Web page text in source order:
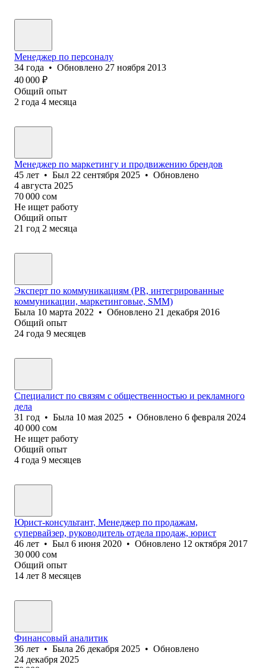
Менеджер по персоналу
34 года • Обновлено 27 ноября 2013
40 000 ₽
Общий опыт
2 года 4 месяца
Менеджер по маркетингу и продвижению брендов
45 лет • Был 22 сентября 2025 • Обновлено
4 августа 2025
70 000 сом
Не ищет работу
Общий опыт
21 год 2 месяца
Эксперт по коммуникациям (PR, интегрированные
коммуникации, маркетинговые, SMM)
Была 10 марта 2022 • Обновлено 21 декабря 2016
Общий опыт
24 года 9 месяцев
Специалист по связям с общественностью и рекламного
дела
31 год • Была 10 мая 2025 • Обновлено 6 февраля 2024
40 000 сом
Не ищет работу
Общий опыт
4 года 9 месяцев
Юрист-консультант, Менеджер по продажам,
супервайзер, руководитель отдела продаж, юрист
46 лет • Был 6 июня 2020 • Обновлено 12 октября 2017
30 000 сом
Общий опыт
14 лет 8 месяцев
Финансовый аналитик
36 лет • Была 26 декабря 2025 • Обновлено
24 декабря 2025